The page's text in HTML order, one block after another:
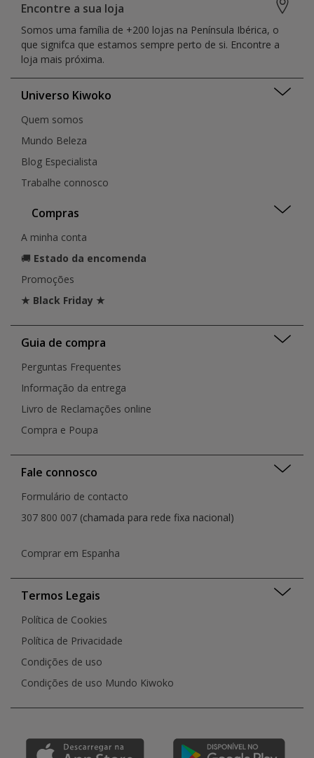
Encontre a sua loja
Somos uma família de +200 lojas na Península Ibérica, o
que signifca que estamos sempre perto de si. Encontre a
loja mais próxima.
Universo Kiwoko
Quem somos
Mundo Beleza
Blog Especialista
Trabalhe connosco
Compras
A minha conta
🚚 Estado da encomenda
Promoções
★ Black Friday ★
Guia de compra
Perguntas Frequentes
Informação da entrega
Livro de Reclamações online
Compra e Poupa
Fale connosco
Formulário de contacto
307 800 007 (chamada para rede fixa nacional)
Comprar em Espanha
Termos Legais
Política de Cookies
Política de Privacidade
Condições de uso
Condições de uso Mundo Kiwoko